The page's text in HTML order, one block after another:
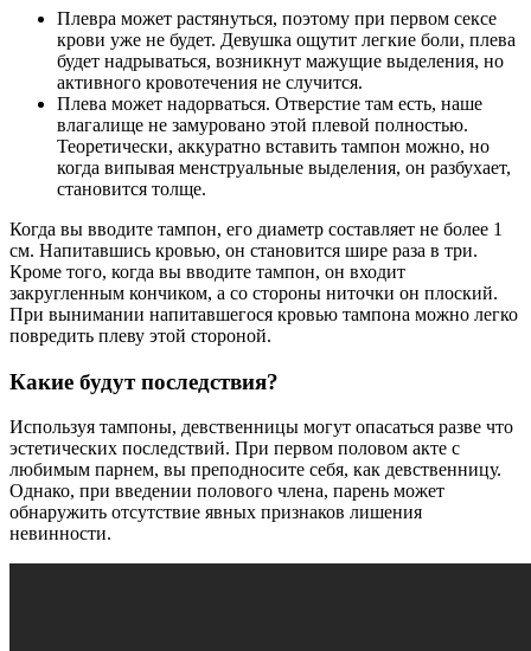
Плевра может растянуться, поэтому при первом сексе
крови уже не будет. Девушка ощутит легкие боли, плева
будет надрываться, возникнут мажущие выделения, но
активного кровотечения не случится.
Плева может надорваться. Отверстие там есть, наше
влагалище не замуровано этой плевой полностью.
Теоретически, аккуратно вставить тампон можно, но
когда випывая менструальные выделения, он разбухает,
становится толще.
Когда вы вводите тампон, его диаметр составляет не более 1
см. Напитавшись кровью, он становится шире раза в три.
Кроме того, когда вы вводите тампон, он входит
закругленным кончиком, а со стороны ниточки он плоский.
При вынимании напитавшегося кровью тампона можно легко
повредить плеву этой стороной.
Какие будут последствия?
Используя тампоны, девственницы могут опасаться разве что
эстетических последствий. При первом половом акте с
любимым парнем, вы преподносите себя, как девственницу.
Однако, при введении полового члена, парень может
обнаружить отсутствие явных признаков лишения
невинности.